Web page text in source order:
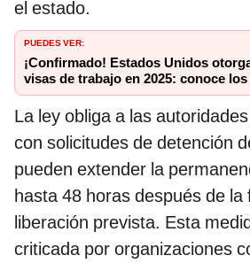
el estado.
PUEDES VER:
¡Confirmado! Estados Unidos
visas de trabajo en 2025: conoce
La ley obliga a las
con solicitudes de detención
pueden extender la
hasta 48 horas después de la
liberación prevista. Esta
criticada por organizaciones